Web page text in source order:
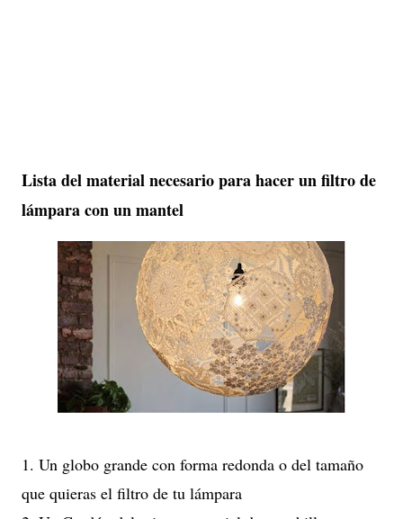
Lista del material necesario para hacer un filtro de
lámpara con un mantel
1. Un globo grande con forma redonda o del tamaño
que quieras el filtro de tu lámpara